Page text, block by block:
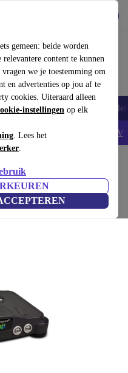
gemeen: beide worden
content te kunnen
we je toestemming om
en advertenties op jou af te
cookies. Uiteraard alleen
instellingen op elk
. Lees het
.
Accessoires
– Code: IPHONEDEAL - AV
(EU PAL-versie)